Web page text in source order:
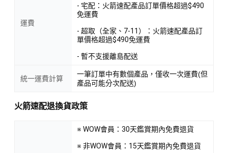
運費
- 宅配：火箭速配產品訂單價格超過$490
免運費
- 超取（全家、7-11）：火箭速配產品訂
單價格超過$490免運費
- 暫不支援離島配送
統一運費計算
一筆訂單中有數個產品，僅收一次運費(但
產品可能分次配送)
火箭速配退換貨政策
※ WOW會員：30天鑑賞期內免費退貨
※ 非WOW會員：15天鑑賞期內免費退貨